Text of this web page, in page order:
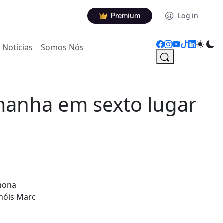
Premium Log in
Notícias Somos Nós
em sexto lugar
Marc